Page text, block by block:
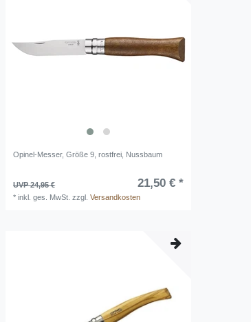
Opinel-Messer, Größe 9, rostfrei, Nussbaum
UVP 24,95 € 21,50 € *
*inkl. ges. MwSt. zzgl.Versandkosten